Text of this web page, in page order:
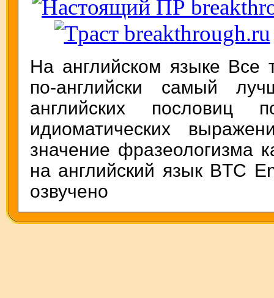
На английском языке Все
по-английски самый
английских пословиц
идиоматических
значение фразеологизма
на английский язык BTC
озвучено